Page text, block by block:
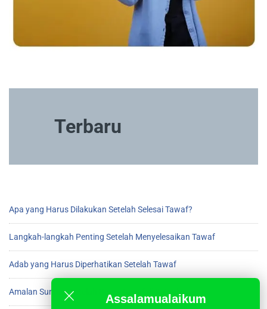
Terbaru
Apa yang Harus Dilakukan Setelah Selesai Tawaf?
Langkah-langkah Penting Setelah Menyelesaikan Tawaf
Adab yang Harus Diperhatikan Setelah Tawaf
Amalan Sunnah Setelah Beres Tawaf di Ka’bah
Assalamualaikum